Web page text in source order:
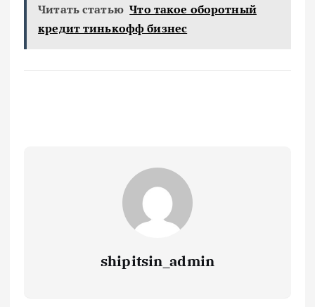
Читать статью Что такое оборотный
кредит тинькофф бизнес
shipitsin_admin